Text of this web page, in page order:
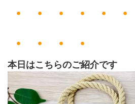
・・・・・
・・・・
本日はこちらのご紹介です